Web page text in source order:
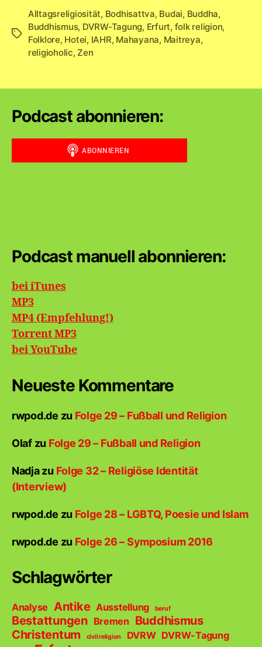
Schlagwörter
Alltagsreligiosität, Bodhisattva, Budai, Buddha,
Buddhismus, DVRW-Tagung, Erfurt, folk religion,
Folklore, Hotei, IAHR, Mahayana, Maitreya,
religioholic, Zen
Podcast abonnieren:
Podcast manuell abonnieren:
bei iTunes
MP3
MP4 (Empfehlung!)
Torrent MP3
beiYouTube
Neueste Kommentare
rwpod.de zu Folge 29 – Fußball und Religion
Olafzu Folge 29 – Fußball und Religion
Nadjazu Folge 32 – Religiöse Identität
(Interview)
rwpod.de zu Folge 28 – LGBTQ, Poesie und Islam
rwpod.de zu Folge 26 – Symposium 2016
Schlagwörter
Analyse Antike Ausstellung beruf
Bestattungen Bremen Buddhismus
Christentum
civil religion DVRW DVRW-Tagung